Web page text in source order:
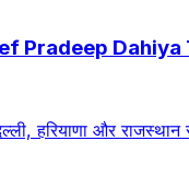
Pradeep